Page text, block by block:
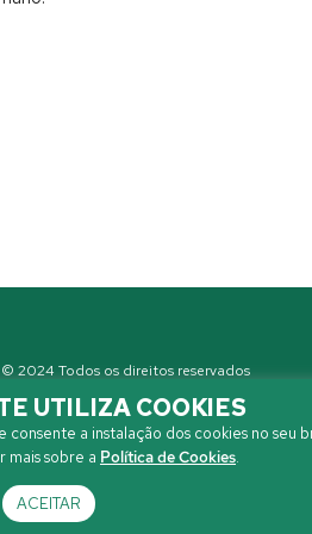
2024 Todos os direitos reservados
UTILIZA COOKIES
consente a instalação dos cookies no seu
mais sobre a Política de Cookies.
ACEITAR